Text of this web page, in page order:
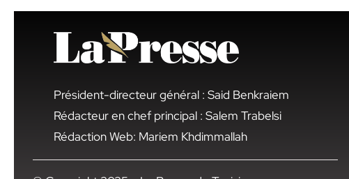
Président-directeur général : Said Benkraiem
Rédacteur en chef principal : Salem Trabelsi
Rédaction Web: Mariem Khdimmallah